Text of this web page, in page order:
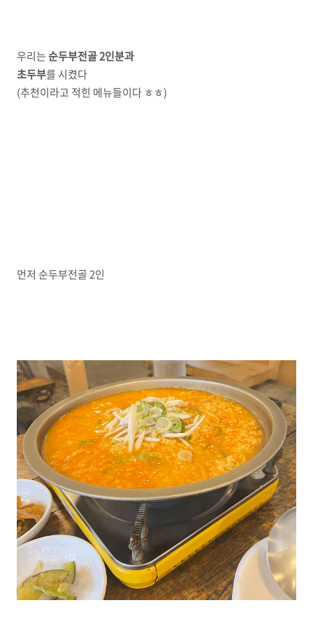
우리는순두부전골 2인분과
초두부를 시켰다
(추천이라고 적힌 메뉴들이다 ㅎㅎ)
먼저 순두부전골 2인